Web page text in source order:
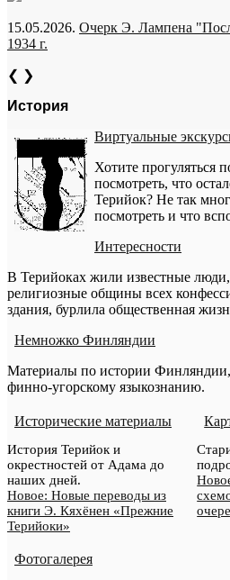
15.05.2026. Очерк Э. Лампена
1934 г.
❮ ❯
История
Виртуальные
Хотите прогуляться
посмотреть, что
Терийок? Не так
посмотреть и что
Интересности
В Терийоках жили известные
религиозные общины всех
здания, бурлила общественная
Немножко Финляндии
Материалы по истории
финно-угорскому языкознанию.
Исторические материалы
История Терийок и
окрестностей от Адама до
наших дней.
Новое: Новые переводы из
книги Э. Кяхёнен «Прежние
Терийоки»
Фотогалерея